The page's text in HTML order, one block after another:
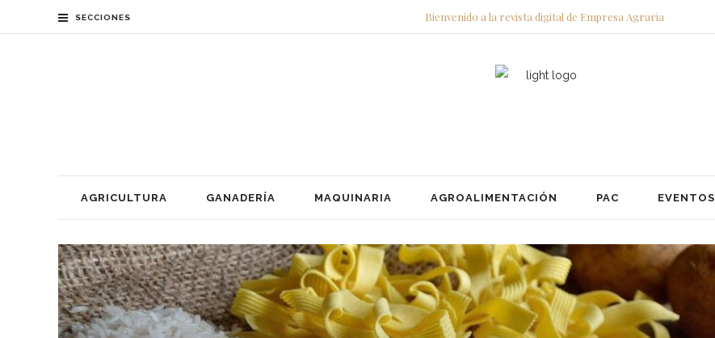
SECCIONES Bienvenido a la revista digital de Empresa Agraria
AGRICULTURA GANADERÍA MAQUINARIA AGROALIMENTACIÓN PAC EVENTOS